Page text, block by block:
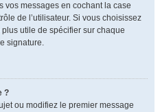
vos messages en cochant la case
de l’utilisateur. Si vous choisissez
utile de spécifier sur chaque
signature.
?
ou modifiez le premier message